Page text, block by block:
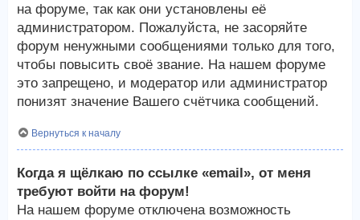
на форуме, так как они установлены её
администратором. Пожалуйста, не засоряйте
форум ненужными сообщениями только для того,
чтобы повысить своё звание. На нашем форуме
это запрещено, и модератор или администратор
понизят значение Вашего счётчика сообщений.
Вернуться к началу
Когда я щёлкаю по ссылке «email», от меня
требуют войти на форум!
На нашем форуме отключена возможность